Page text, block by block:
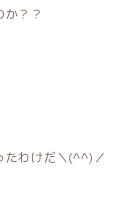
？？
たわけだ＼(^^)／